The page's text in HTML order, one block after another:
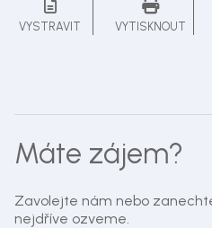
VYSTRAVIT VYTISKNOUT
Máte zájem?
Zavolejte nám nebo
nejdříve ozveme.